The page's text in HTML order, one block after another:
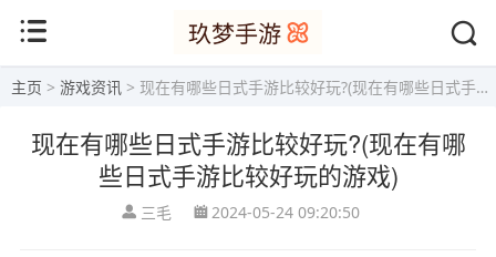
主页 > 游戏资讯 > 现在有哪些日式手游比较好玩?(现在有哪些日式手游比较好玩的游戏)
现在有哪些日式手游比较好玩?(现在有哪
些日式手游比较好玩的游戏)
三毛 2024-05-24 09:20:50